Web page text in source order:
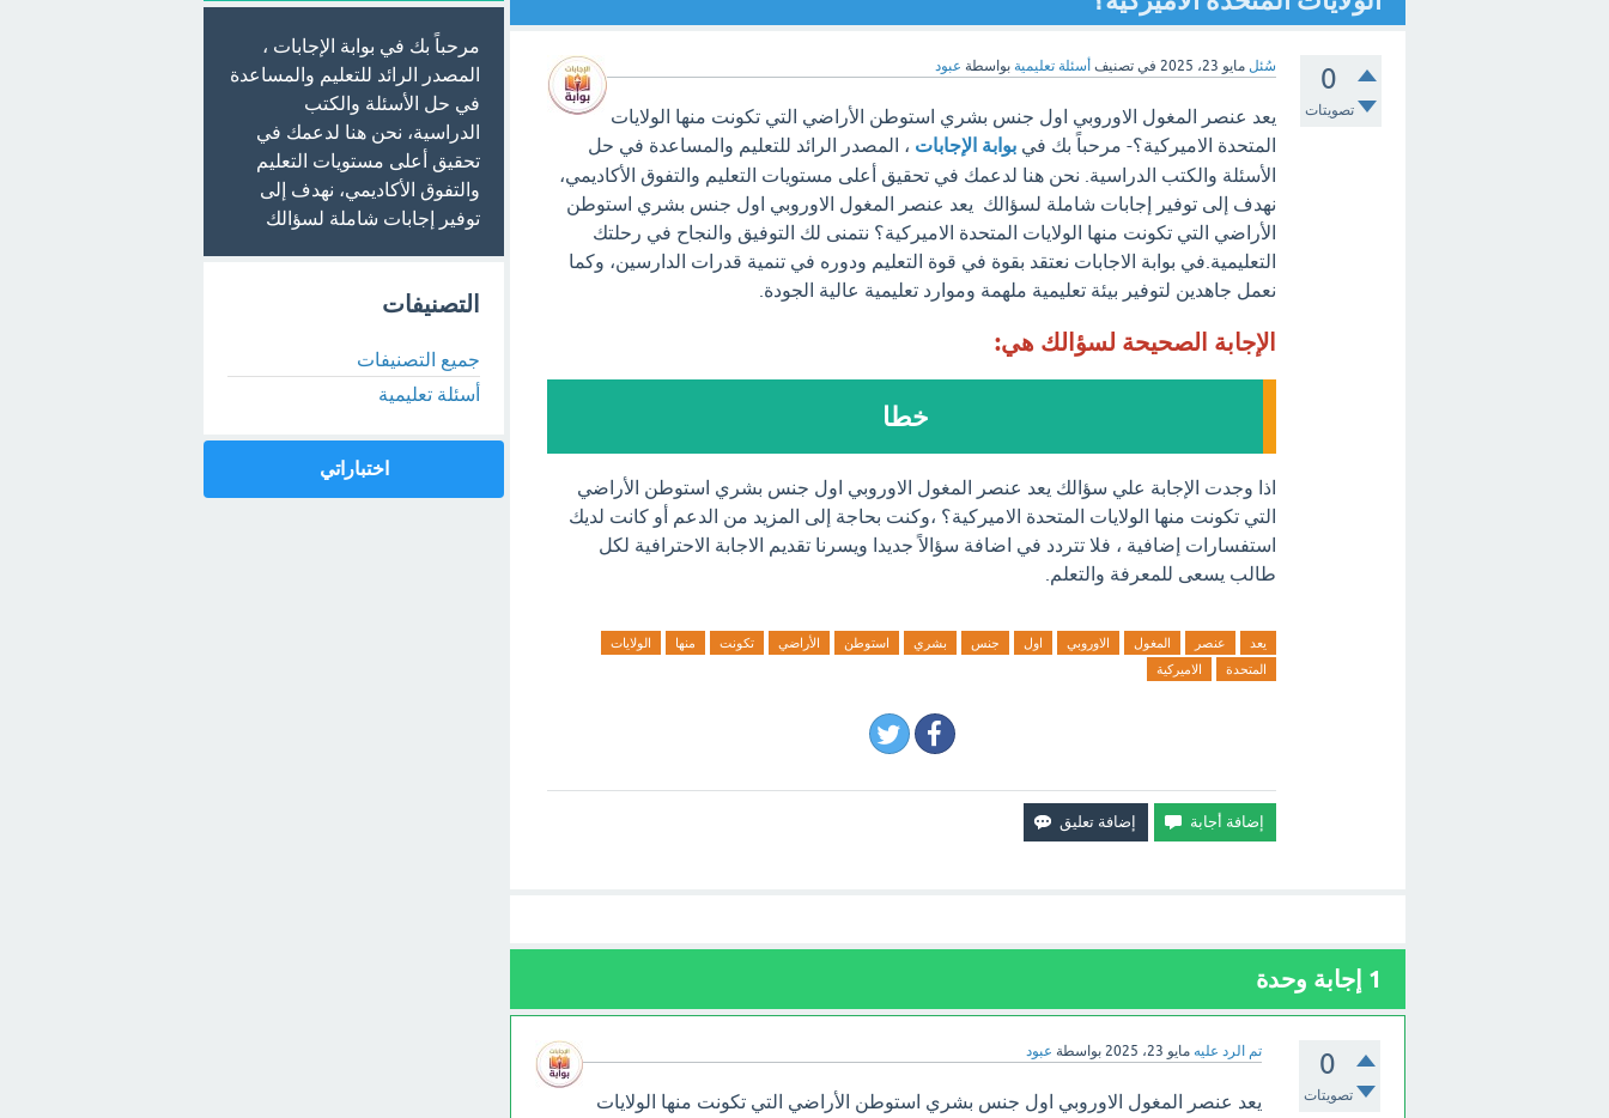
0
تصويتات
سُئل مايو 23، 2025 في تصنيف أسئلة تعليمية بواسطة عبود
يعد عنصر المغول الاوروبي اول جنس بشري استوطن الأراضي التي تكونت منها الولايات
المتحدة الاميركية؟- مرحباً بك في بوابة الإجابات ، المصدر الرائد للتعليم والمساعدة في حل
الأسئلة والكتب الدراسية. نحن هنا لدعمك في تحقيق أعلى مستويات التعليم والتفوق الأكاديمي،
نهدف إلى توفير إجابات شاملة لسؤالك يعد عنصر المغول الاوروبي اول جنس بشري استوطن
الأراضي التي تكونت منها الولايات المتحدة الاميركية؟ نتمنى لك التوفيق والنجاح في رحلتك
التعليمية.في بوابة الاجابات نعتقد بقوة في قوة التعليم ودوره في تنمية قدرات الدارسين، وكما
نعمل جاهدين لتوفير بيئة تعليمية ملهمة وموارد تعليمية عالية الجودة.
الإجابة الصحيحة لسؤالك هي:
خطا
اذا وجدت الإجابة علي سؤالك يعد عنصر المغول الاوروبي اول جنس بشري استوطن الأراضي
التي تكونت منها الولايات المتحدة الاميركية؟ ،وكنت بحاجة إلى المزيد من الدعم أو كانت لديك
استفسارات إضافية ، فلا تتردد في اضافة سؤالاً جديدا ويسرنا تقديم الاجابة الاحترافية لكل
طالب يسعى للمعرفة والتعلم.
يعد عنصر المغول الاوروبي اول جنس بشري استوطن الأراضي تكونت منها
الولايات
المتحدة
الاميركية
1 إجابة وحدة
0
تصويتات
تم الرد عليه مايو 23، 2025 بواسطة عبود
يعد عنصر المغول الاوروبي اول جنس بشري استوطن الأراضي التي تكونت منها الولايات
مرحباً بك في بوابة الإجابات ،
المصدر الرائد للتعليم والمساعدة
في حل الأسئلة والكتب
الدراسية، نحن هنا لدعمك في
تحقيق أعلى مستويات التعليم
والتفوق الأكاديمي، نهدف إلى
توفير إجابات شاملة لسؤالك
التصنيفات
جميع التصنيفات
أسئلة تعليمية
اختباراتي